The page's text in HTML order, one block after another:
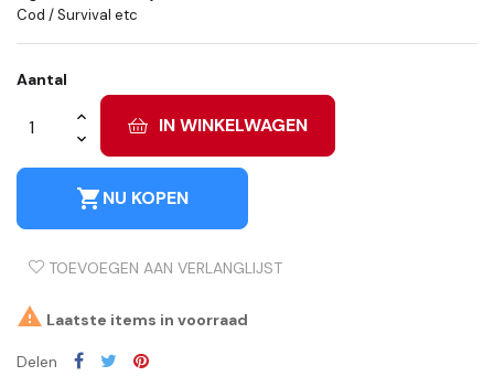
Cod / Survival etc
Aantal
IN WINKELWAGEN
shopping_cartNU KOPEN
TOEVOEGEN AAN VERLANGLIJST
 Laatste items in voorraad
Delen